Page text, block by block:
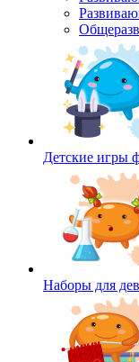
Детские игры
Наборы для